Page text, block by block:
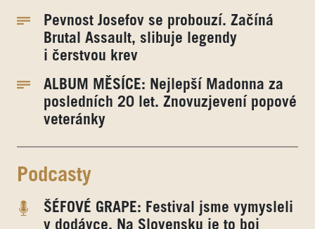
Pevnost Josefov se probouzí. Začíná
Brutal Assault, slibuje legendy
i čerstvou krev
ALBUM MĚSÍCE: Nejlepší Madonna za
posledních 20 let. Znovuzjevení popové
veteránky
Podcasty
ŠÉFOVÉ GRAPE: Festival jsme vymysleli
v dodávce. Na Slovensku je to boj